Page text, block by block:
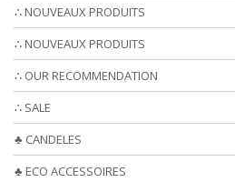
∴ NOUVEAUX PRODUITS
∴ NOUVEAUX PRODUITS
∴ OUR RECOMMENDATION
∴ SALE
♣ CANDELES
♣ ECO ACCESSOIRES